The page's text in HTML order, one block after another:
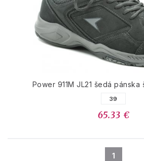
Power 911M JL21 šedá
39
65.33 €
1